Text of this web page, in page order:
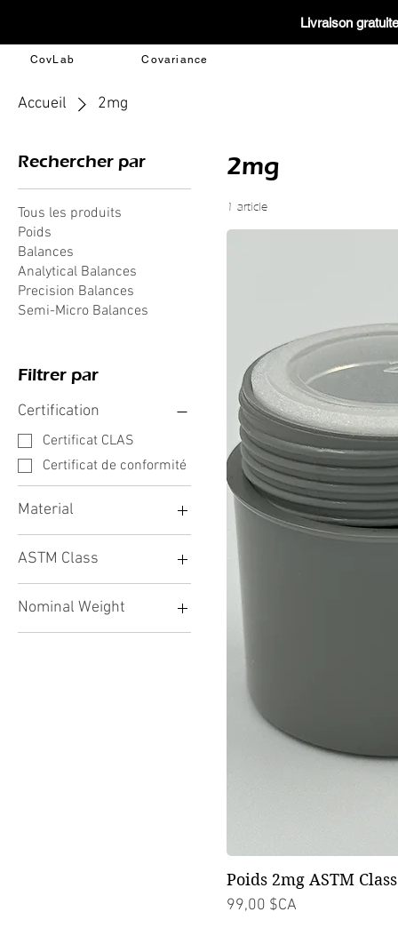
Livraison
CovLab Covariance
Accueil 2mg
Rechercher par
Tous les produits
Poids
Balances
Analytical Balances
Precision Balances
Semi-Micro Balances
Filtrer par
Certification
Certificat CLAS
Certificat de conformité
Material
316L
ASTM Class
ASTM Classe 1
Nominal Weight
2mg
2mg
1 article
Poids 2mg ASTM
Prix
99,00 $CA